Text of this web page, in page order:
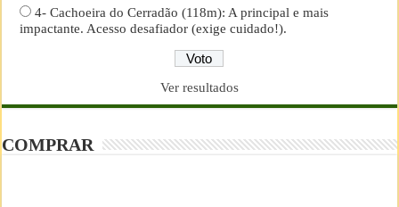
4- Cachoeira do Cerradão (118m): A principal e mais
impactante. Acesso desafiador (exige cuidado!).
Ver resultados
COMPRAR